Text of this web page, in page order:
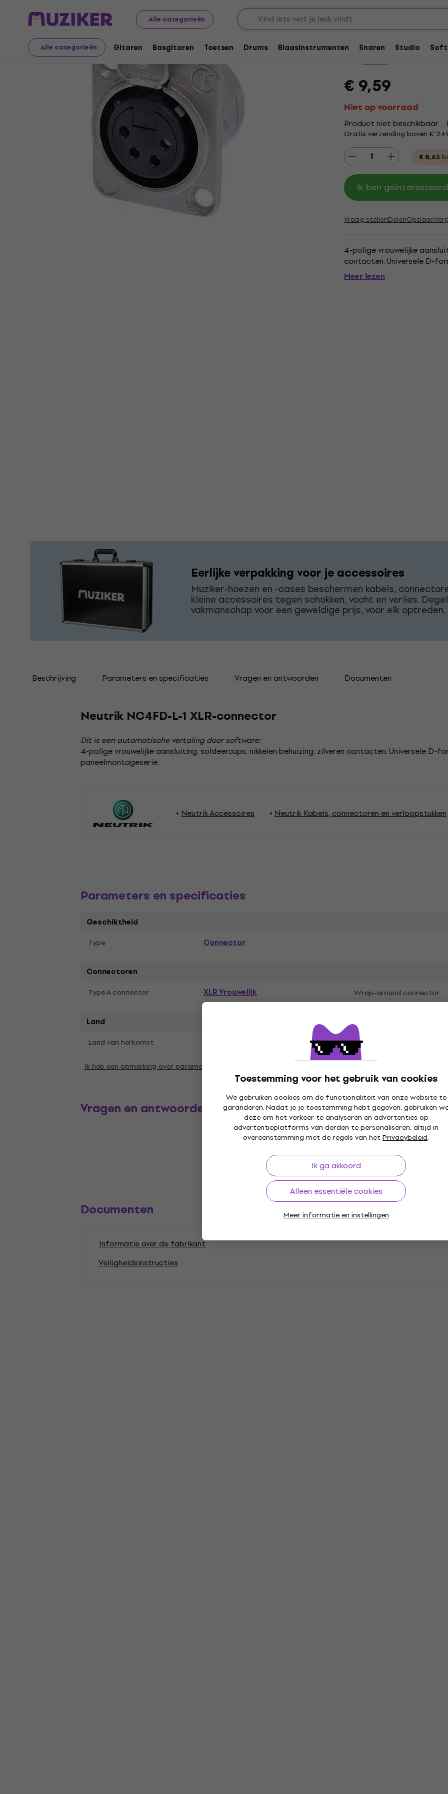
Alle categorieën
Alle categorieën Gitaren Basgitaren Toetsen Drums Blaasinstrumenten Snaren Studio
Toestemming voor het gebruik van cookies
We gebruiken cookies om de functionaliteit van onze website te
garanderen. Nadat je je toestemming hebt gegeven, gebruiken
deze om het verkeer te analyseren en advertenties op
advertentieplatforms van derden te personaliseren, altijd in
overeenstemming met de regels van hetPrivacybeleid.
Ik ga akkoord
Alleen essentiële cookies
Meer informatie en instellingen
Muziekinstrumenten Accessoires Kabels, connectoren en verloopstukken
Staffelkorting
Neutrik NC4FD-L-1
€ 9,59
Niet op voorraad
Product niet beschikbaar
Gratis verzending boven €
€ 8,63
Ik ben geïnteresseerd
Vraag stellenDelenOpslaan
4-polige vrouwelijke
contacten. Universele D-
Meer lezen
Eerlijke verpakking voor je accessoires
Muziker-hoezen en -cases beschermen kabels,
kleine accessoires tegen schokken, vocht en verlies.
vakmanschap voor een geweldige prijs, voor elk optreden.
Beschrijving Parameters en specificaties Vragen en antwoorden Documenten
Neutrik NC4FD-L-1 XLR-connector
Dit is een automatische vertaling door software:
4-polige vrouwelijke aansluiting, soldeercups, nikkelen behuizing, zilveren contacten. Universele D-
paneelmontageserie.
Neutrik Accessoires Neutrik Kabels, connectoren en verloopstukken
Parameters en specificaties
Geschiktheid
Type Connector
Connectoren
Type A connector XLR Vrouwelijk Wrap-around connector
Land
Land van herkomst
Ik heb een opmerking over parameters
Vragen en antwoorden
Documenten
Informatie over de fabrikant
Veiligheidsinstructies